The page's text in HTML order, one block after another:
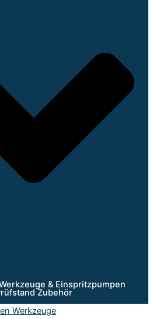
& Einspritzpumpen
Zubehör
Werkzeuge